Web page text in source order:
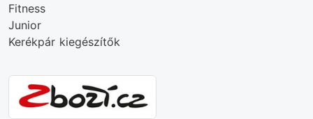
Fitness
Junior
Kerékpár kiegészítők